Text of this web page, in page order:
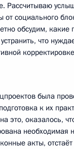
Рассчитываю
от социального
обсудим, какие
что
была
к их
это, оказалось,
необходимая
акты,